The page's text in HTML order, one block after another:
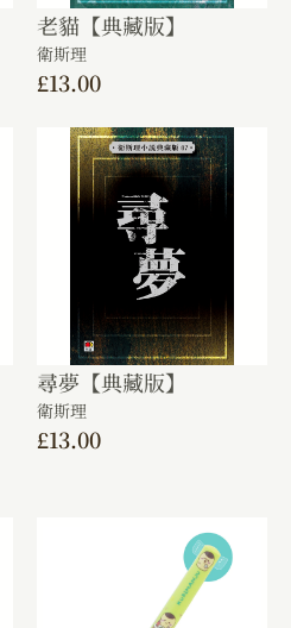
老貓【典藏版】
衛斯理
£13.00
尋夢【典藏版】
衛斯理
£13.00